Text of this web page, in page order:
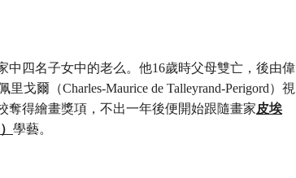
中四名子女中的老么。他16歲時父母雙亡，後由偉
戈爾（Charles-Maurice de Talleyrand-Perigord）視
奪得繪畫獎項，不出一年後便開始跟隨畫家皮埃
學藝。